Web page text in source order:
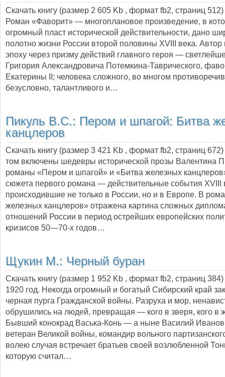
Скачать книгу (размер 2 605 Kb , формат fb2, страниц 512
Роман «Фаворит» — многоплановое произведение, в
огромный пласт исторической действительности, дано
полотно жизни России второй половины XVIII века. Автор
эпоху через призму действий главного героя —
Григория Александровича Потемкина-Таврического,
Екатерины II; человека сложного, во многом
безусловно, талантливого и…
Пикуль В.С.: Пером и шпагой: Битва
канцлеров
Скачать книгу (размер 3 421 Kb , формат fb2, страниц 672
том включены шедевры исторической прозы Валентина
романы «Пером и шпагой» и «Битва железных
сюжета первого романа — действительные события XVIII
происходившие не только в России, но и в Европе. В
железных канцлеров» отражена картина сложных
отношений России в период острейших европейских
кризисов 50—70-х годов…
Щукин М.: Черный буран
Скачать книгу (размер 1 952 Kb , формат fb2, страниц 384
1920 год. Некогда огромный и богатый Сибирский край
черная пурга Гражданской войны. Разруха и мор,
обрушились на людей, превращая — кого в зверя, кого в
Бывший конокрад Васька-Конь — а ныне Василий
ветеран Великой войны, командир вольного
волею случая встречает братьев своей возлюбленной
которую считал…